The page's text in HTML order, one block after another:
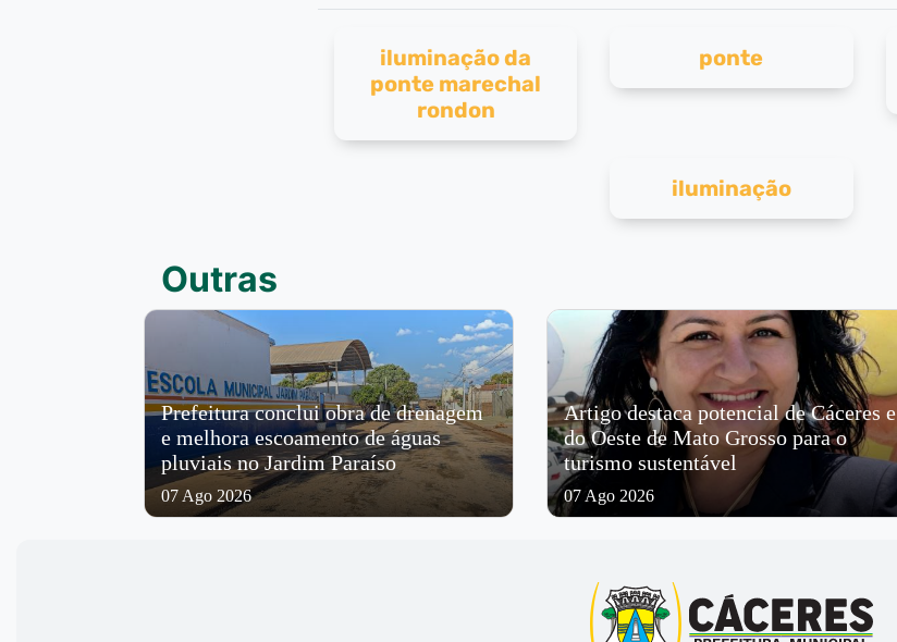
iluminação da
ponte marechal
rondon
ponte
iluminação
Outras
Prefeitura conclui obra de drenagem
e melhora escoamento de águas
pluviais no Jardim Paraíso
07 Ago 2026
Artigo destaca potencial de Cáceres e
do Oeste de Mato Grosso para o
turismo sustentável
07 Ago 2026